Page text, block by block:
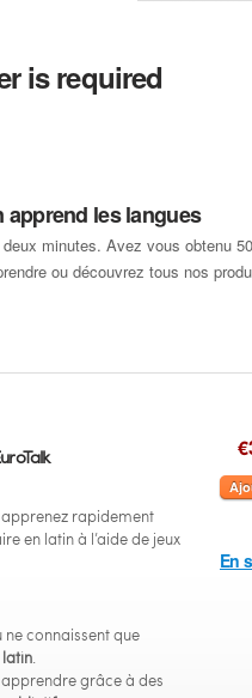
is required
les langues
minutes. Avez vous obtenu
ou découvrez tous nos
rapidement
en latin à l’aide de jeux
ne connaissent que
.
grâce à des
En